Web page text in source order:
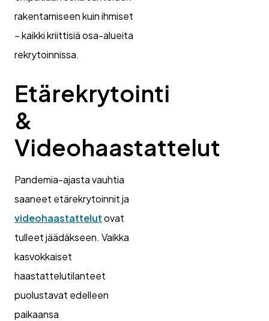
rakentamiseen kuin ihmiset
– kaikki kriittisiä osa-alueita
rekrytoinnissa.
Etärekrytointi
&
Videohaastattelut
Pandemia-ajasta vauhtia
saaneet etärekrytoinnit ja
videohaastattelutovat
tulleet jäädäkseen. Vaikka
kasvokkaiset
haastattelutilanteet
puolustavat edelleen
paikaansa